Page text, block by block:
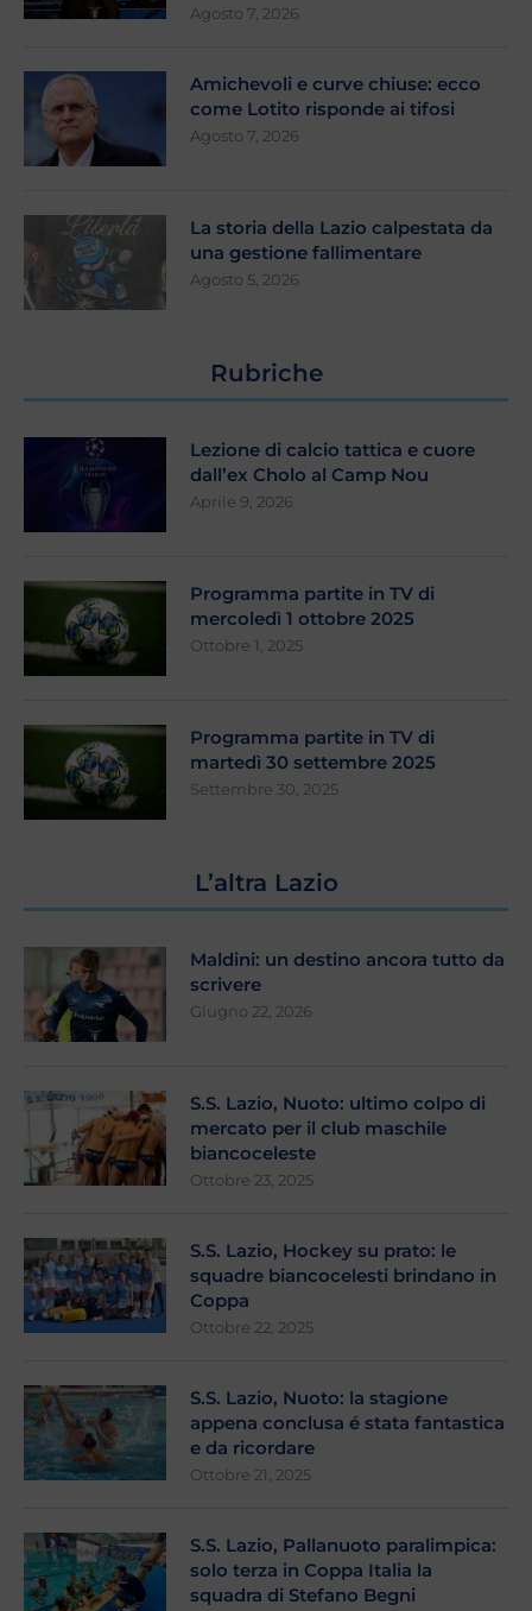
Agosto 7, 2026
Amichevoli e curve chiuse: ecco
come Lotito risponde ai tifosi
Agosto 7, 2026
La storia della Lazio calpestata da
una gestione fallimentare
Agosto 5, 2026
Rubriche
Lezione di calcio tattica e cuore
dall’ex Cholo al Camp Nou
Aprile 9, 2026
Programma partite in TV di
mercoledì 1 ottobre 2025
Ottobre 1, 2025
Programma partite in TV di
martedì 30 settembre 2025
Settembre 30, 2025
L’altra Lazio
Maldini: un destino ancora tutto da
scrivere
Giugno 22, 2026
S.S. Lazio, Nuoto: ultimo colpo di
mercato per il club maschile
biancoceleste
Ottobre 23, 2025
S.S. Lazio, Hockey su prato: le
squadre biancocelesti brindano in
Coppa
Ottobre 22, 2025
S.S. Lazio, Nuoto: la stagione
appena conclusa é stata fantastica
e da ricordare
Ottobre 21, 2025
S.S. Lazio, Pallanuoto paralimpica:
solo terza in Coppa Italia la
squadra di Stefano Begni